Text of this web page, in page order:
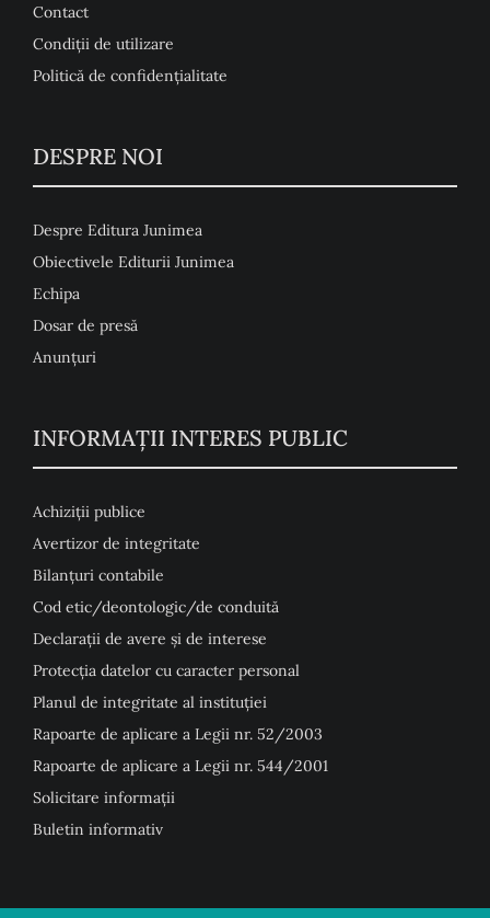
Contact
Condiţii de utilizare
Politică de confidențialitate
DESPRE NOI
Despre Editura Junimea
Obiectivele Editurii Junimea
Echipa
Dosar de presă
Anunţuri
INFORMAȚII INTERES PUBLIC
Achiziții publice
Avertizor de integritate
Bilanțuri contabile
Cod etic/deontologic/de conduită
Declarații de avere și de interese
Protecția datelor cu caracter personal
Planul de integritate al instituției
Rapoarte de aplicare a Legii nr. 52/2003
Rapoarte de aplicare a Legii nr. 544/2001
Solicitare informații
Buletin informativ